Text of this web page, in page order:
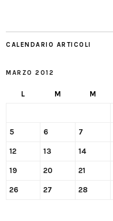
CALENDARIO ARTICOLI
MARZO 2012
L M M
5 6 7
12 13 14
19 20 21
26 27 28